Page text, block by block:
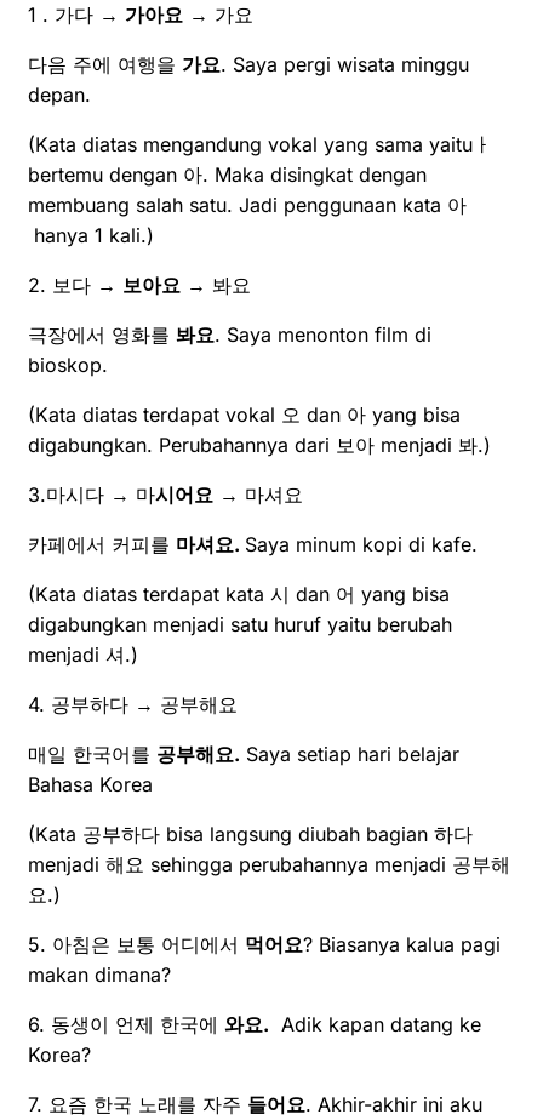
1 . 가다 → 가아요 → 가요
다음 주에 여행을 가요. Saya pergi wisata minggu
depan.
(Kata diatas mengandung vokal yang sama yaituㅏ
bertemu dengan 아. Maka disingkat dengan
membuang salah satu. Jadi penggunaan kata 아
hanya 1 kali.)
2. 보다 → 보아요 → 봐요
극장에서 영화를 봐요. Saya menonton film di
bioskop.
(Kata diatas terdapat vokal 오 dan 아 yang bisa
digabungkan. Perubahannya dari 보아 menjadi 봐.)
3.마시다 → 마시어요 → 마셔요
카페에서 커피를 마셔요. Saya minum kopi di kafe.
(Kata diatas terdapat kata 시 dan 어 yang bisa
digabungkan menjadi satu huruf yaitu berubah
menjadi 셔.)
4. 공부하다 → 공부해요
매일 한국어를 공부해요. Saya setiap hari belajar
Bahasa Korea
(Kata 공부하다 bisa langsung diubah bagian 하다
menjadi 해요 sehingga perubahannya menjadi 공부해
요.)
5. 아침은 보통 어디에서 먹어요? Biasanya kalua pagi
makan dimana?
6. 동생이 언제 한국에 와요. Adik kapan datang ke
Korea?
7. 요즘 한국 노래를 자주 들어요. Akhir-akhir ini aku